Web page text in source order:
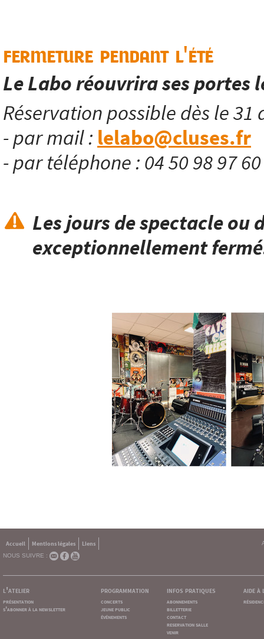
fermeture pendant l'été
Le Labo réouvrira ses portes
Réservation possible dès le 31
- par mail : lelabo@cluses.fr
- par téléphone : 04 50 98 97
Les jours de spectacle ou
exceptionnellement
Accueil Mentions légales
Liens
NOUS SUIVRE :
l'atelier
présentation
s'abonner à la newsletter
programmation
concerts
jeune public
événements
infos pratiques
abonnements
billetterie
contact
reservation salle
venir
aide